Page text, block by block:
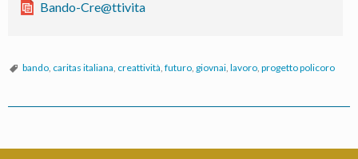
Bando-Cre@ttivita
bando caritas italiana creattività futuro giovnai lavoro progetto policoro